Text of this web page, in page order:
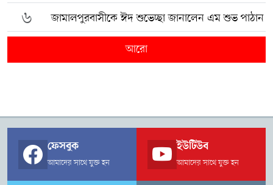
৬ জামালপুরবাসীকে ঈদ শুভেচ্ছা জানালেন এম শুভ পাঠান
আরো
ফেসবুক
আমাদের সাথে যুক্ত হন
ইউটিউব
আমাদের সাথে যুক্ত হন